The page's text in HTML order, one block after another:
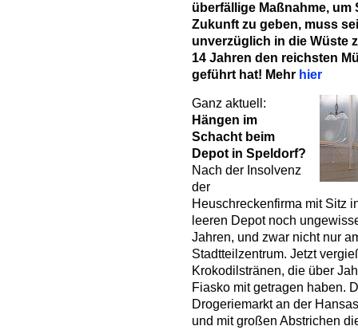
überfällige Maßnahme,
Zukunft zu geben, muss
unverzüglich in die Wüste
14 Jahren den reichsten
geführt hat! Mehr hier
Ganz aktuell:
Hängen im
Schacht beim
Depot in Speldorf?
Nach der Insolvenz
der
Heuschreckenfirma mit Sitz
leeren Depot noch
Jahren, und zwar nicht nur
Stadtteilzentrum. Jetzt
Krokodilstränen, die über
Fiasko mit getragen haben.
Drogeriemarkt an der
und mit großen Abstrichen